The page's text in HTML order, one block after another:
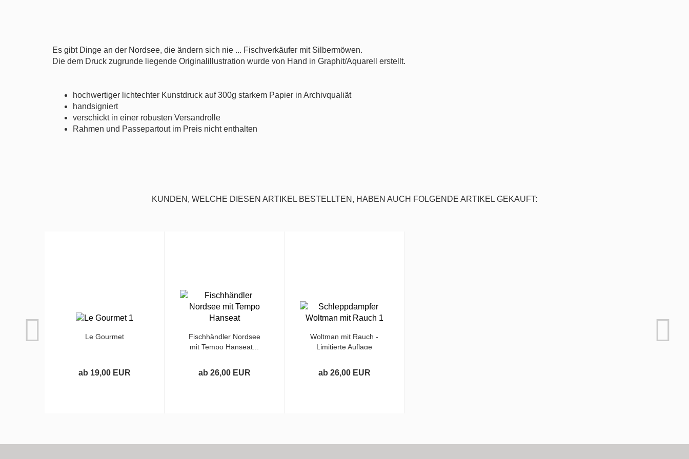
Es gibt Dinge an der Nordsee, die ändern sich nie ... Fischverkäufer mit Silbermöwen.
Die dem Druck zugrunde liegende Originalillustration wurde von Hand in Graphit/Aquarell erstellt.
hochwertiger lichtechter Kunstdruck auf 300g starkem Papier in Archivqualiät
handsigniert
verschickt in einer robusten Versandrolle
Rahmen und Passepartout im Preis nicht enthalten
KUNDEN, WELCHE DIESEN ARTIKEL BESTELLTEN, HABEN AUCH FOLGENDE ARTIKEL GEKAUFT:
Le Gourmet
ab 19,00 EUR
Fischhändler Nordsee
mit Tempo Hanseat...
ab 26,00 EUR
Woltman mit Rauch -
Limitierte Auflage
ab 26,00 EUR